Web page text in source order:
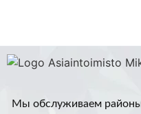
Мы обслуживаем